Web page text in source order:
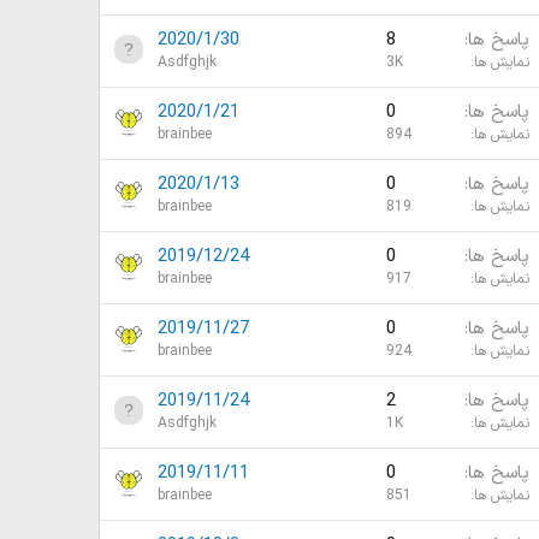
پاسخ ها 8
نمایش ها 3K
2020/1/30
Asdfghjk
پاسخ ها 0
نمایش ها 894
2020/1/21
brainbee
پاسخ ها 0
نمایش ها 819
2020/1/13
brainbee
پاسخ ها 0
نمایش ها 917
2019/12/24
brainbee
پاسخ ها 0
نمایش ها 924
2019/11/27
brainbee
پاسخ ها 2
نمایش ها 1K
2019/11/24
Asdfghjk
پاسخ ها 0
نمایش ها 851
2019/11/11
brainbee